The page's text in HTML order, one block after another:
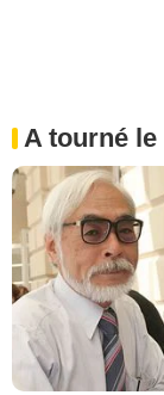
A tourné le